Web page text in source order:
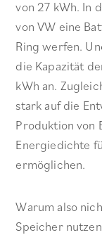
von 27 kWh. In
von VW eine
Ring werfen.
die Kapazität
kWh an.
stark auf die
Produktion von
Energiedichte
ermöglichen.
Warum also
Speicher